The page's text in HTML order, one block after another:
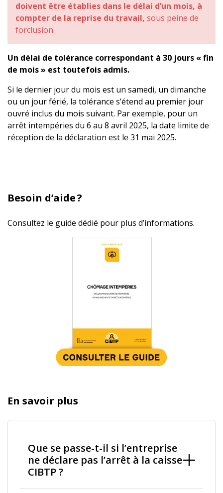
doivent être établies dans le délai d’un mois, à
compter de la reprise du travail, sous peine de
forclusion.
Un délai de tolérance correspondant à 30 jours « fin
de mois » est toutefois admis.
Si le dernier jour du mois est un samedi, un dimanche
ou un jour férié, la tolérance s’étend au premier jour
ouvré inclus du mois suivant. Par exemple, pour un
arrêt intempéries du 6 au 8 avril 2025, la date limite de
réception de la déclaration est le 31 mai 2025.
Besoin d’aide ?
Consultez le guide dédié pour plus d’informations.
En savoir plus
Que se passe-t-il si l’entreprise
ne déclare pas l’arrêt à la caisse
CIBTP ?